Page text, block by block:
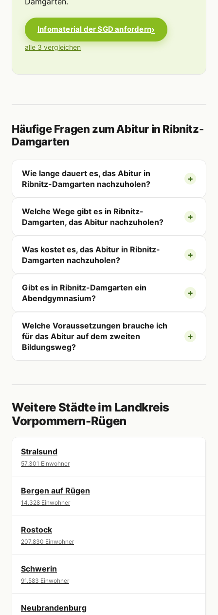
Infomaterial der SGD anfordern
alle 3 vergleichen
Häufige Fragen zum Abitur in Ribnitz-
Damgarten
Wie lange dauert es, das Abitur in
Ribnitz-Damgarten nachzuholen?
Welche Wege gibt es in Ribnitz-
Damgarten, das Abitur nachzuholen?
Was kostet es, das Abitur in Ribnitz-
Damgarten nachzuholen?
Gibt es in Ribnitz-Damgarten ein
Abendgymnasium?
Welche Voraussetzungen brauche ich
für das Abitur auf dem zweiten
Bildungsweg?
Weitere Städte im Landkreis
Vorpommern-Rügen
Stralsund
57.301 Einwohner
Bergen auf Rügen
14.328 Einwohner
Rostock
207.830 Einwohner
Schwerin
91.583 Einwohner
Neubrandenburg